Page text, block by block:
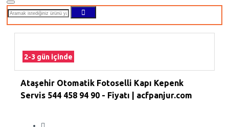
2-3 gün içinde
Ataşehir Otomatik Fotoselli Kapı Kepenk
Servis 544 458 94 90 - Fiyatı | acfpanjur.com